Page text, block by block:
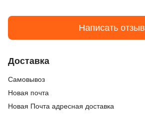
Написать отзыв
Доставка
Cамовывоз
Новая почта
Новая Почта адресная доставка